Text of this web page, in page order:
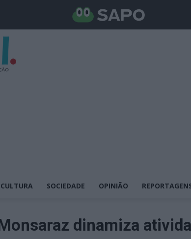
SOCIEDADE OPINIÃO
dinamiza